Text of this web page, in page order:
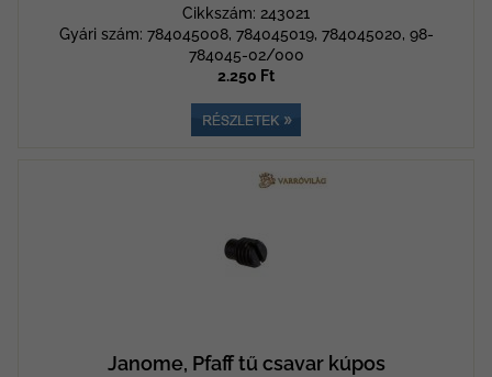
Cikkszám: 243021
Gyári szám: 784045008, 784045019, 784045020, 98-
784045-02/000
2.250 Ft
Janome, Pfaff tű csavar kúpos